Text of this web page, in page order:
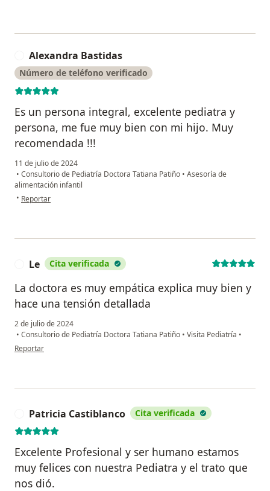
Alexandra Bastidas
Número de teléfono verificado
Es un persona integral, excelente pediatra y
persona, me fue muy bien con mi hijo. Muy
recomendada !!!
11 de julio de 2024
• Consultorio de Pediatría Doctora Tatiana Patiño • Asesoría de
alimentación infantil
• en opinión del usuario Alexandra Bastidas
Reportar
Le Cita verificada
La doctora es muy empática explica muy bien y
hace una tensión detallada
2 de julio de 2024
• Consultorio de Pediatría Doctora Tatiana Patiño • Visita Pediatría •
en opinión del usuario Le
Reportar
Patricia Castiblanco Cita verificada
Excelente Profesional y ser humano estamos
muy felices con nuestra Pediatra y el trato que
nos dió.